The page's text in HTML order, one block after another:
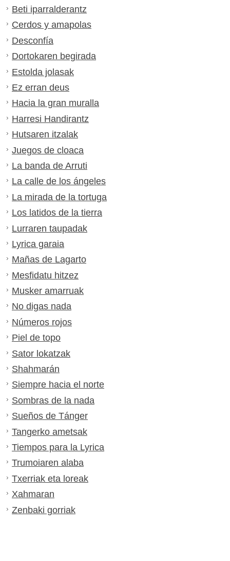
Beti iparralderantz
Cerdos y amapolas
Desconfía
Dortokaren begirada
Estolda jolasak
Ez erran deus
Hacia la gran muralla
Harresi Handirantz
Hutsaren itzalak
Juegos de cloaca
La banda de Arruti
La calle de los ángeles
La mirada de la tortuga
Los latidos de la tierra
Lurraren taupadak
Lyrica garaia
Mañas de Lagarto
Mesfidatu hitzez
Musker amarruak
No digas nada
Números rojos
Piel de topo
Sator lokatzak
Shahmarán
Siempre hacia el norte
Sombras de la nada
Sueños de Tánger
Tangerko ametsak
Tiempos para la Lyrica
Trumoiaren alaba
Txerriak eta loreak
Xahmaran
Zenbaki gorriak